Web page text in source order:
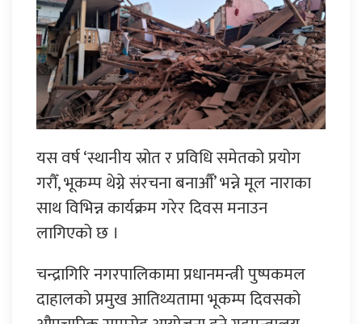
यस वर्ष ‘स्थानीय स्रोत र प्रविधि समेतको प्रयोग
गरौँ, भूकम्प थेग्ने संरचना बनाऔँ’ भन्ने मूल नाराका
साथ विभिन्न कार्यक्रम गरेर दिवस मनाउन
लागिएको छ ।
चन्द्रागिरि नगरपालिकामा प्रधानमन्त्री पुष्पकमल
दाहालको प्रमुख आतिथ्यतामा भूकम्प दिवसको